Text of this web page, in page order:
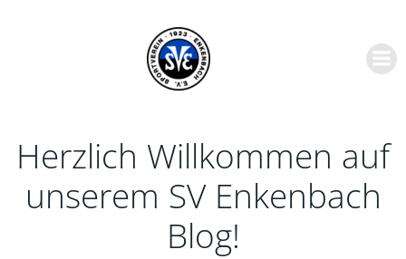
springen
Herzlich Willkommen auf
unserem SV Enkenbach
Blog!